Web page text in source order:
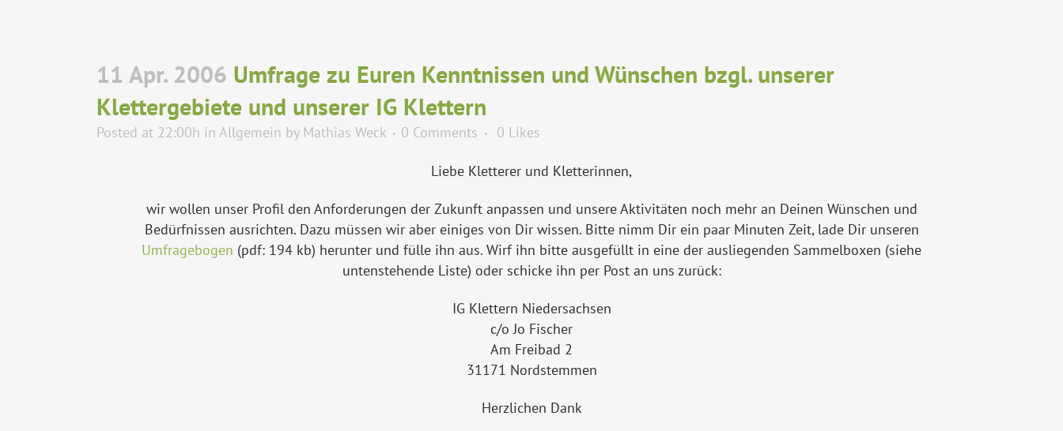
11 Apr. 2006 Umfrage zu Euren Kenntnissen und Wünschen bzgl. unserer
Klettergebiete und unserer IG Klettern
Posted at 22:00h in Allgemein by Mathias Weck 0 Comments 0 Likes
Liebe Kletterer und Kletterinnen,
wir wollen unser Profil den Anforderungen der Zukunft anpassen und unsere Aktivitäten noch mehr an Deinen Wünschen und
Bedürfnissen ausrichten. Dazu müssen wir aber einiges von Dir wissen. Bitte nimm Dir ein paar Minuten Zeit, lade Dir unseren
Umfragebogen (pdf: 194 kb) herunter und fülle ihn aus. Wirf ihn bitte ausgefüllt in eine der ausliegenden Sammelboxen (siehe
untenstehende Liste) oder schicke ihn per Post an uns zurück:
IG Klettern Niedersachsen
c/o Jo Fischer
Am Freibad 2
31171 Nordstemmen
Herzlichen Dank